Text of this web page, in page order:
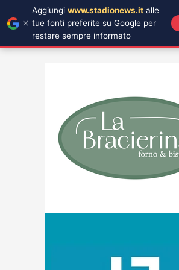
Aggiungi www.stadionews.it alle
tue fonti preferite su Google per
restare sempre informato